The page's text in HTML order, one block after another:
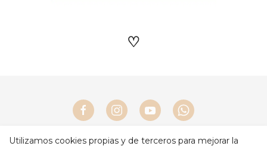
♡
Utilizamos cookies propias y de terceros para mejorar la